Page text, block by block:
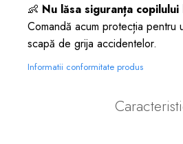
👶 Nu lăsa siguranța
Comandă acum protecția pentru
scapă de grija accidentelor.
Informatii conformitate produs